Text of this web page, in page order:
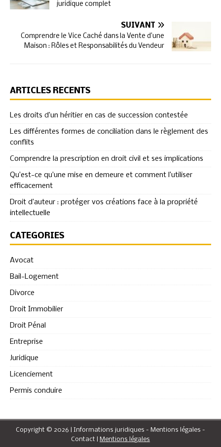
juridique complet
SUIVANT
Comprendre le Vice Caché dans la Vente d’une
Maison : Rôles et Responsabilités du Vendeur
ARTICLES RÉCENTS
Les droits d’un héritier en cas de succession contestée
Les différentes formes de conciliation dans le règlement des
conflits
Comprendre la prescription en droit civil et ses implications
Qu’est-ce qu’une mise en demeure et comment l’utiliser
efficacement
Droit d’auteur : protéger vos créations face à la propriété
intellectuelle
CATÉGORIES
Avocat
Bail-Logement
Divorce
Droit Immobilier
Droit Pénal
Entreprise
Juridique
Licenciement
Permis conduire
Copyright © 2026 | Informations juridiques - Mentions légales -
Contact
Mentions légales